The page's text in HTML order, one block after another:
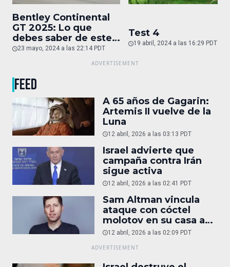
Bentley Continental
GT 2025: Lo que
debes saber de este
auto de superlujo
23 mayo, 2024 a las 22:14 PDT
Test 4
19 abril, 2024 a las 16:29 PDT
FEED
A 65 años de Gagarin:
Artemis II vuelve de la
Luna
12 abril, 2026 a las 03:13 PDT
Israel advierte que
campaña contra Irán
sigue activa
12 abril, 2026 a las 02:41 PDT
Sam Altman vincula
ataque con cóctel
molotov en su casa a
reportaje
12 abril, 2026 a las 02:09 PDT